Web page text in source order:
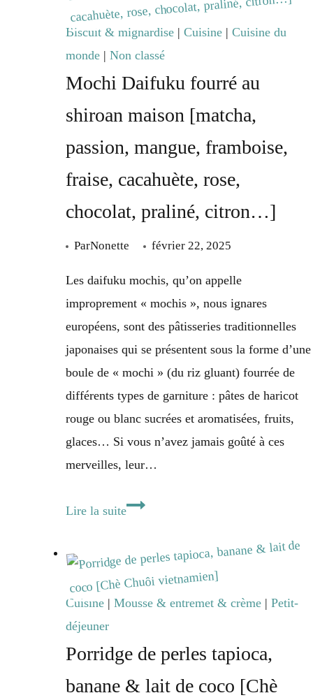
Biscuit & mignardise | Cuisine | Cuisine du
monde | Non classé
Mochi Daifuku fourré au
shiroan maison [matcha,
passion, mangue, framboise,
fraise, cacahuète, rose,
chocolat, praliné, citron…]
ParNonette février 22, 2025
Les daifuku mochis, qu’on appelle
improprement « mochis », nous ignares
européens, sont des pâtisseries traditionnelles
japonaises qui se présentent sous la forme d’une
boule de « mochi » (du riz gluant) fourrée de
différents types de garniture : pâtes de haricot
rouge ou blanc sucrées et aromatisées, fruits,
glaces… Si vous n’avez jamais goûté à ces
merveilles, leur…
Lire la suiteMochi
fourré
au
shiroan
[matcha,
passion,
mangue,
Cuisine | Mousse & entremet & crème | Petit-
déjeuner
Porridge de perles tapioca,
banane & lait de coco [Chè